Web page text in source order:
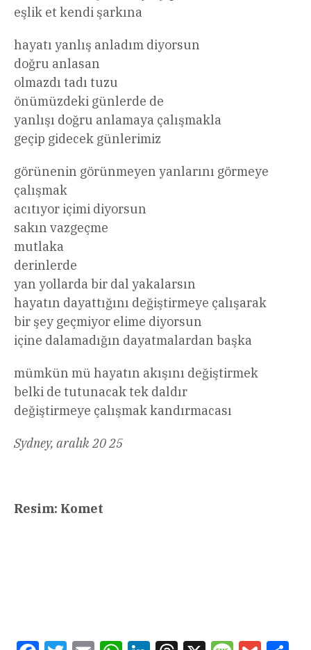
eşlik et kendi şarkına
hayatı yanlış anladım diyorsun
doğru anlasan
olmazdı tadı tuzu
önümüzdeki günlerde de
yanlışı doğru anlamaya çalışmakla
geçip gidecek günlerimiz
görünenin görünmeyen yanlarını görmeye
çalışmak
acıtıyor içimi diyorsun
sakın vazgeçme
mutlaka
derinlerde
yan yollarda bir dal yakalarsın
hayatın dayattığını değiştirmeye çalışarak
bir şey geçmiyor elime diyorsun
içine dalamadığın dayatmalardan başka
mümkün mü hayatın akışını değiştirmek
belki de tutunacak tek daldır
değiştirmeye çalışmak kandırmacası
Sydney, aralık 20 25
Resim: Komet